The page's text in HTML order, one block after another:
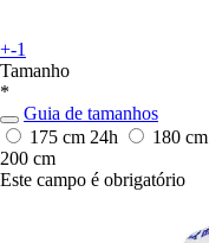
+-1
Tamanho
*
Guia de tamanhos
175 cm 24h 180 cm
200 cm
Este campo é obrigatório